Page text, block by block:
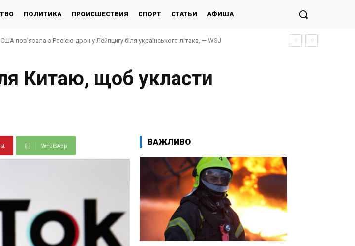
ПОЛИТИКА ПРОИСШЕСТВИЯ СПОРТ СТАТЬИ АФИША
пов’язала з Росією дрон у Лейпцигу біля українського літака, — WSJ
Китаю, щоб укласти
WhatsApp ВАЖЛИВО